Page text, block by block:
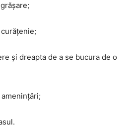
și dreapta de a se bucura de o